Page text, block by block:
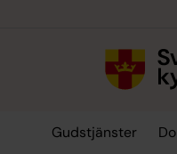
Gudstjänster